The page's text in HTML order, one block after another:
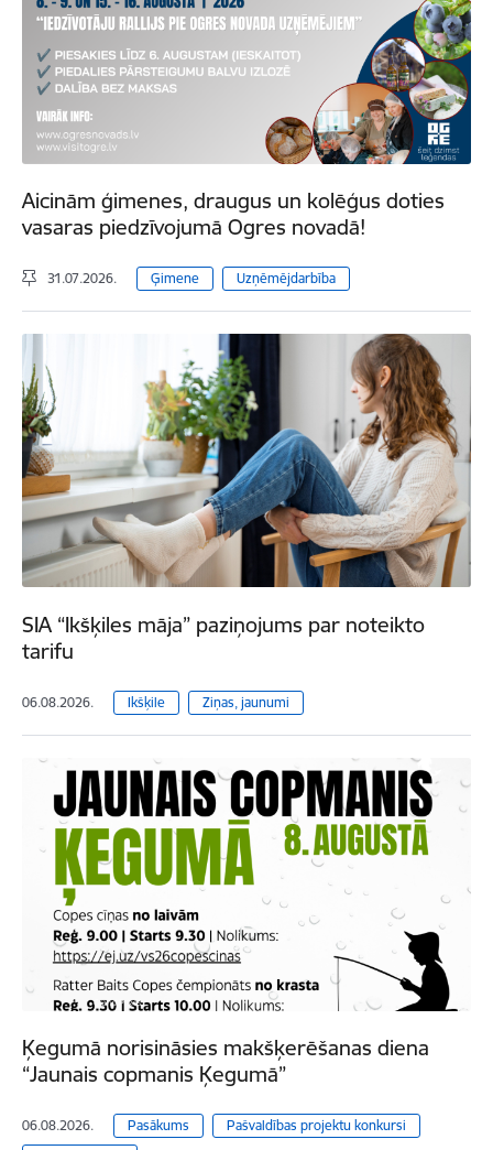
Aicinām ģimenes, draugus un kolēģus doties
vasaras piedzīvojumā Ogres novadā!
31.07.2026. Ģimene Uzņēmējdarbība
SIA “Ikšķiles māja” paziņojums par noteikto
tarifu
06.08.2026. Ikšķile Ziņas, jaunumi
Ķegumā norisināsies makšķerēšanas diena
“Jaunais copmanis Ķegumā”
06.08.2026. Pasākums
Pašvaldības projektu konkursi